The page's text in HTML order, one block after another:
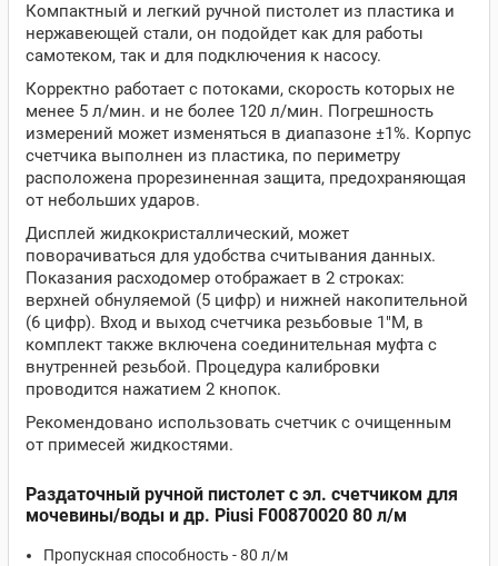
Компактный и легкий ручной пистолет из пластика и
нержавеющей стали, он подойдет как для работы
самотеком, так и для подключения к насосу.
Корректно работает с потоками, скорость которых не
менее 5 л/мин. и не более 120 л/мин. Погрешность
измерений может изменяться в диапазоне ±1%. Корпус
счетчика выполнен из пластика, по периметру
расположена прорезиненная защита, предохраняющая
от небольших ударов.
Дисплей жидкокристаллический, может
поворачиваться для удобства считывания данных.
Показания расходомер отображает в 2 строках:
верхней обнуляемой (5 цифр) и нижней накопительной
(6 цифр). Вход и выход счетчика резьбовые 1"M, в
комплект также включена соединительная муфта с
внутренней резьбой. Процедура калибровки
проводится нажатием 2 кнопок.
Рекомендовано использовать счетчик с очищенным
от примесей жидкостями.
Раздаточный ручной пистолет с эл. счетчиком для
мочевины/воды и др. Piusi F00870020 80 л/м
Пропускная способность - 80 л/м